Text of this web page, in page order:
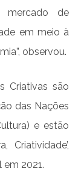
mercado de
em meio à
observou.
Criativas são
das Nações
e estão
Criatividade’,
2021.